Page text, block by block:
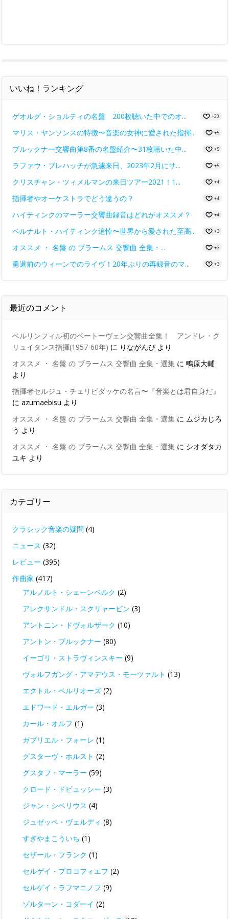
いいね！ランキング
ゲオルグ・ショルティの名盤 200枚聴いた中でのオ... +20
マリス・ヤンソンスの特徴〜音楽の女神に愛された指揮... +5
ブルックナー交響曲第8番の名盤紹介〜31枚聴いた中... +5
ラファウ・ブレハッチが急遽来日、2023年2月にサ... +5
クリスチャン・ツィメルマンの来日ツアー2021！1... +4
指揮者やオーケストラでどう違うの？ +4
ハイティンクのマーラー交響曲録音はどれがオススメ？ +4
ベルナルト・ハイティンク追悼〜世界から愛された至高... +3
オススメ ・ 名盤 の ブラームス 交響曲 全集・... +3
勇退前のウィーンでのライヴ！20年ぶりの再録音のマ... +3
最近のコメント
ベルリンフィル初のベートーヴェン交響曲全集！ アンドレ・ク
リュイタンス指揮(1957-60年) に りながんぴより
オススメ ・ 名盤 の ブラームス 交響曲 全集・選集 に 鴫原大輔
より
指揮者セルジュ・チェリビダッケの名言〜『音楽とは君自身だ』
に azumaebisu より
オススメ ・ 名盤 の ブラームス 交響曲 全集・選集 に ムジカじろ
う より
オススメ ・ 名盤 の ブラームス 交響曲 全集・選集 に シオダタカ
ユキ より
カテゴリー
クラシック音楽の疑問 (4)
ニュース (32)
レビュー (395)
作曲家 (417)
アルノルト・シェーンベルク (2)
アレクサンドル・スクリャービン (3)
アントニン・ドヴォルザーク (10)
アントン・ブルックナー (80)
イーゴリ・ストラヴィンスキー (9)
ヴォルフガング・アマデウス・モーツァルト (13)
エクトル・ベルリオーズ (2)
エドワード・エルガー (3)
カール・オルフ (1)
ガブリエル・フォーレ (1)
グスターヴ・ホルスト (2)
グスタフ・マーラー (59)
クロード・ドビュッシー (3)
ジャン・シベリウス (4)
ジュゼッペ・ヴェルディ (8)
すぎやまこういち (1)
セザール・フランク (1)
セルゲイ・プロコフィエフ (2)
セルゲイ・ラフマニノフ (9)
ゾルターン・コダーイ (2)